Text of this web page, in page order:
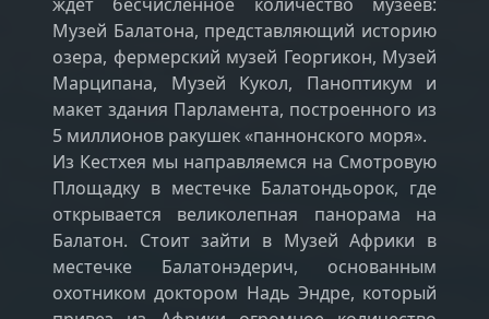
Музей Балатона, представляющий историю
озера, фермерский музей Георгикон, Музей
Марципана, Музей Кукол, Паноптикум и
макет здания Парламента, построенного из
5 миллионов ракушек «паннонского моря».
Из Кестхея мы направляемся на Смотровую
Площадку в местечке Балатондьорок, где
открывается великолепная панорама на
Балатон. Стоит зайти в Музей Африки в
местечке Балатонэдерич, основанным
охотником доктором Надь Эндре, который